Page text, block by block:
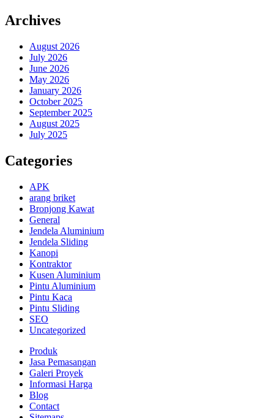
Archives
August 2026
July 2026
June 2026
May 2026
January 2026
October 2025
September 2025
August 2025
July 2025
Categories
APK
arang briket
Bronjong Kawat
General
Jendela Aluminium
Jendela Sliding
Kanopi
Kontraktor
Kusen Aluminium
Pintu Aluminium
Pintu Kaca
Pintu Sliding
SEO
Uncategorized
Produk
Jasa Pemasangan
Galeri Proyek
Informasi Harga
Blog
Contact